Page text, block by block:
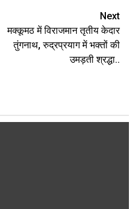
Next
मक्कूमठ में विराजमान तृतीय केदार
तुंगनाथ, रुद्रप्रयाग में भक्तों की
उमड़ती श्रद्धा..